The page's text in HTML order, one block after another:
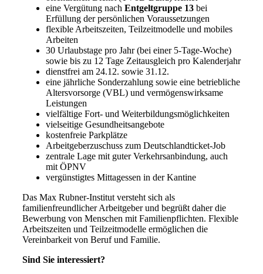
eine Vergütung nach Entgeltgruppe 13bei
Erfüllung der persönlichen Voraussetzungen
flexible Arbeitszeiten, Teilzeitmodelle und mobiles
Arbeiten
30 Urlaubstage pro Jahr (bei einer 5-Tage-Woche)
sowie bis zu 12 Tage Zeitausgleich pro Kalenderjahr
dienstfrei am 24.12. sowie 31.12.
eine jährliche Sonderzahlung sowie eine betriebliche
Altersvorsorge (VBL) und vermögenswirksame
Leistungen
vielfältige Fort- und Weiterbildungsmöglichkeiten
vielseitige Gesundheitsangebote
kostenfreie Parkplätze
Arbeitgeberzuschuss zum Deutschlandticket-Job
zentrale Lage mit guter Verkehrsanbindung, auch
mit ÖPNV
vergünstigtes Mittagessen in der Kantine
Das Max Rubner-Institut versteht sich als
familienfreundlicher Arbeitgeber und begrüßt daher die
Bewerbung von Menschen mit Familienpflichten. Flexible
Arbeitszeiten und Teilzeitmodelle ermöglichen die
Vereinbarkeit von Beruf und Familie.
Sind Sie interessiert?